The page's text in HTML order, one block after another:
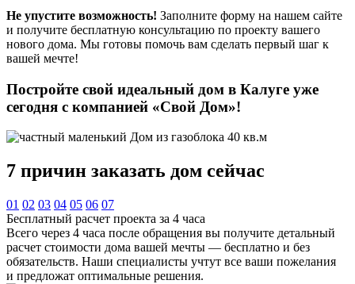
Не упустите возможность! Заполните форму на нашем сайте
и получите бесплатную консультацию по проекту вашего
нового дома. Мы готовы помочь вам сделать первый шаг к
вашей мечте!
Постройте свой идеальный дом в Калуге уже
сегодня с компанией «Свой Дом»!
7 причин заказать дом сейчас
01 02 03 04 05 06 07
Бесплатный расчет проекта за 4 часа
Всего через 4 часа после обращения вы получите детальный
расчет стоимости дома вашей мечты — бесплатно и без
обязательств. Наши специалисты учтут все ваши пожелания
и предложат оптимальные решения.